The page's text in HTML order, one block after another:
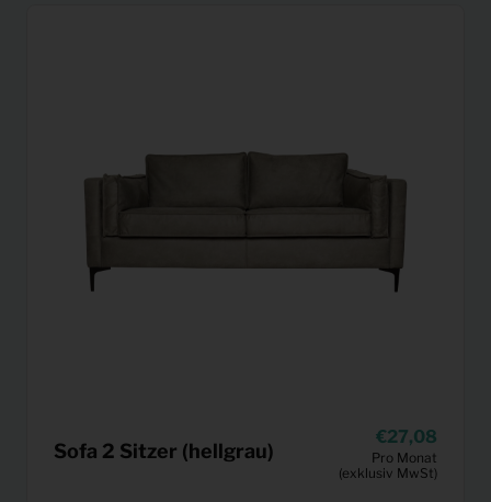
Sofa 2 Sitzer (hellgrau)
27,08
Pro Monat
(exklusiv MwSt)